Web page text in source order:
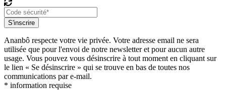
S'inscrire
Ananbô respecte votre vie privée. Votre adresse email ne sera
utilisée que pour l'envoi de notre newsletter et pour aucun autre
usage. Vous pouvez vous désinscrire à tout moment en cliquant sur
le lien « Se désinscrire » qui se trouve en bas de toutes nos
communications par e-mail.
* information requise